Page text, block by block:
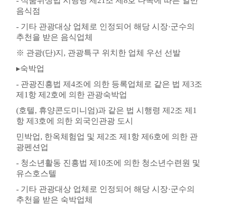
음식점
- 기타 관광대상 업체로 인정되어 해당 시장·군수의
추천을 받은 음식업체
※ 관광(단)지 , 관광특구 위치한 업체 우선 선발
▸숙박업
- 관광진흥법 제 4조에 의한 등록업체로 같은 법 제 3조
제 1 항 제 2호에 의한 관광숙박업
(호텔, 휴양콘도미니엄)과 같은 법 시행령 제 2조 제 1
항 제 3호에 의한 외국인관광 도시
민박업, 한옥체험업 및 제 2조 제 1 항 제 6호에 의한 관
광펜션업
- 청소년활동 진흥법 제 10조에 의한 청소년수련원 및
유스호스텔
- 기타 관광대상 업체로 인정되어 해당 시장·군수의
추천을 받은 숙박업체